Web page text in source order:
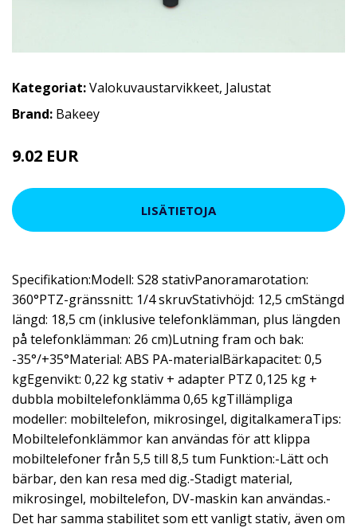
Kategoriat:Valokuvaustarvikkeet, Jalustat
Brand: Bakeey
9.02 EUR
LISÄTIETOJA
Specifikation:Modell: S28 stativPanoramarotation:
360°PTZ-gränssnitt: 1/4 skruvStativhöjd: 12,5 cmStängd
längd: 18,5 cm (inklusive telefonklämman, plus längden
på telefonklämman: 26 cm)Lutning fram och bak:
-35°/+35°Material: ABS PA-materialBärkapacitet: 0,5
kgEgenvikt: 0,22 kg stativ + adapter PTZ 0,125 kg +
dubbla mobiltelefonklämma 0,65 kgTillämpliga
modeller: mobiltelefon, mikrosingel, digitalkameraTips:
Mobiltelefonklämmor kan användas för att klippa
mobiltelefoner från 5,5 till 8,5 tum Funktion:-Lätt och
bärbar, den kan resa med dig.-Stadigt material,
mikrosingel, mobiltelefon, DV-maskin kan användas.-
Det har samma stabilitet som ett vanligt stativ, även om